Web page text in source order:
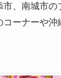
、南城市の
ーナーや沖